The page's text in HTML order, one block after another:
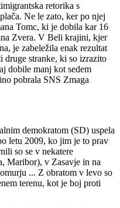
retorika s
Ne le zato, ker po njej
Tomc, ki je dobila kar 16
Zvera. V Beli krajini, kjer
je zabeležila enak rezultat
stranke, ki so izrazito
dobile manj kot sedem
pobrala SNS Zmaga
demokratom (SD) uspela
letu 2009, ko jim je to prav
so se v nekatere
Maribor), v Zasavje in na
... Z obratom v levo so
terenu, kot je boj proti